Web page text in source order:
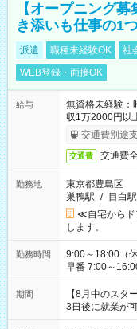
【オープニング
き添いも仕事の1
派遣 職種未経験OK 社
WEB登録・面接OK
給与
無資格未経験
収1万2000円以
交通費別途
交通費 交通費
勤務地
東京都豊島区
巣鴨駅 / 目白駅
≪自宅からド
します。
勤務時間
9:00～18:00（休憩60分） ■ご希望があ
早番 7:00～16:00
と休みを合わせ
「できれば残
ね。 ※Wワーク希望の方へ 今ご覧のお仕事で希望する勤務時間
と、もう1つの
期間
【8月中のス
3日後に就業が